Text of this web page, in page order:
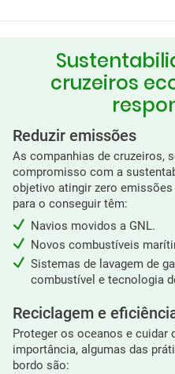
cruzeiros
Reduzir emissões
As companhias de cruzeiros,
compromisso com a
objetivo atingir zero
para o conseguir têm:
Navios movidos a GNL.
Novos combustíveis
Sistemas de lavagem de
combustível e tecnologia
Reciclagem e
Proteger os oceanos e cuidar
importância, algumas das
bordo são: